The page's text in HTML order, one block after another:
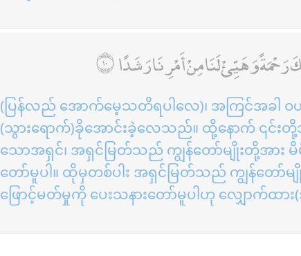
رَحْمَةً وَهَيِّئْ لَنَا مِنْ أَمْرِنَا رَشَدًا
(ပြန်လည် အောက်မေ့သတိရပါလေ)၊ အကြင်အခ
(သွားရောက်)ခိုအောင်းခဲ့လေသည်။ ထို့နောက် ၎င်း
သောအရှင်၊ အရှင်မြတ်သည် ကျွန်တော်မျိုးတို့အား
တော်မူပါ။ ထိုမှတစ်ပါး အရှင်မြတ်သည် ကျွန်တော်
ဖြောင့်မတ်မှုကို ပေးသနားတော်မူပါဟု လျှောက်ထာ